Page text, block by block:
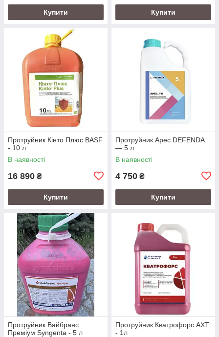
Купити Купити
Протруйник Кінто Плюс BASF
- 10 л
В наявності
16 890 ₴
Купити
Протруйник Арес DEFENDA
— 5 л
В наявності
4 750 ₴
Купити
Протруйник Вайбранс
Преміум Syngenta - 5 л
Протруйник Кватрофорс АХТ
- 1л